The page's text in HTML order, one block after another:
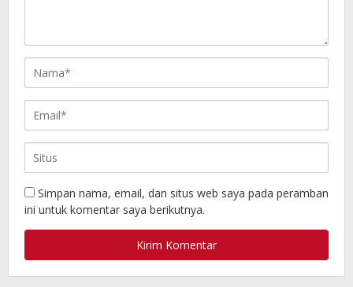
Simpan nama, email, dan situs web saya pada peramban
ini untuk komentar saya berikutnya.